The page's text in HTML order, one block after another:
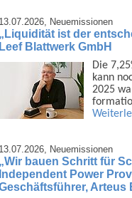
13.07.2026, Neuemissionen
„Liquidität ist der
Leef Blattwerk GmbH
Die
kann
2025
13.07.2026, Neuemissionen
„Wir bauen Schritt für
Independent Power
Arteus